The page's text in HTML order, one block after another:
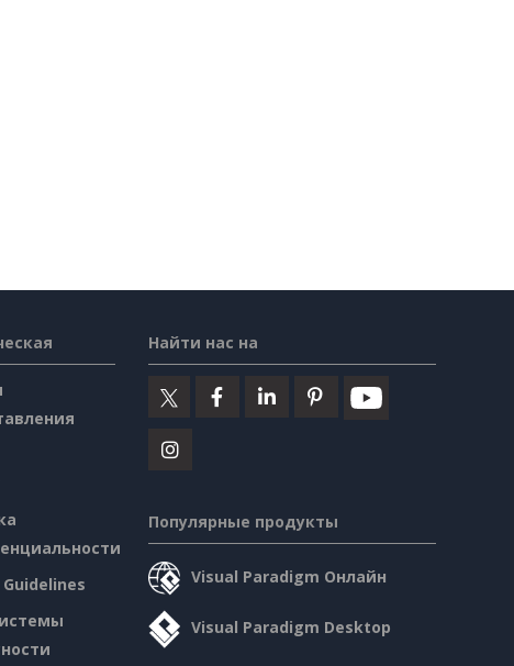
Найти нас на
Популярные продукты
Visual Paradigm Онлайн
Visual Paradigm Desktop